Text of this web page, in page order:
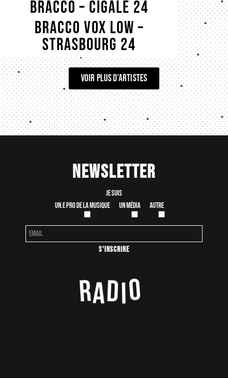
BRACCO – CIGALE 24
BRACCO – BORDEAUX 24
BRACCO VOX LOW –
STRASBOURG 24
voir plus d'artistes
Newsletter
Je suis
Un.e pro de la musique
Un média Autre